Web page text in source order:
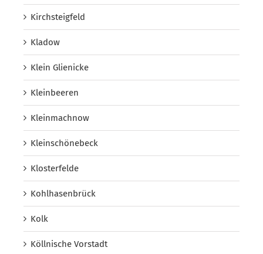
Kirchsteigfeld
Kladow
Klein Glienicke
Kleinbeeren
Kleinmachnow
Kleinschönebeck
Klosterfelde
Kohlhasenbrück
Kolk
Köllnische Vorstadt